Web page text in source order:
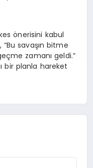
önerisini kabul
savaşın bitme
zamanı geldi.”
bir planla hareket